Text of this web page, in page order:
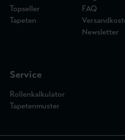
Topseller
Tapeten
FAQ
Newsletter
Service
Rollenkalkulator
Tapetenmuster